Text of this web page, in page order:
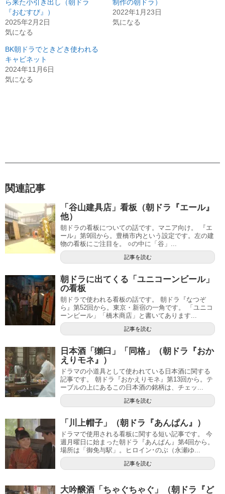
ら来た小引き出し（朝ドラ
『おむすび』）
2025年2月2日
気になる
制作の朝ドラ）
2022年1月23日
気になる
BK朝ドラでときどき使われる
キャビネット
2024年11月6日
気になる
関連記事
「谷山建具店」看板（朝ドラ『エール』
他）
朝ドラの看板についての話です。マニア向け。 『エ
ール』第9回から。豊橋市内という設定です。左の建
物の看板にご注目を。 ○の中に「谷」...
記事を読む
朝ドラに出てくる「ユニコーンビール」
の看板
朝ドラで使われる看板の話です。 朝ドラ『なつぞ
ら』第52回から。東京・新宿の一角です。 「ユニコ
ーンビール」「橋木商店」と書いてあります...
記事を読む
日本酒「獺臼」「同格」（朝ドラ『おか
えりモネ』）
ドラマの小道具として使われている日本酒に関する
記事です。 朝ドラ『おかえりモネ』第13回から。テ
ーブルの上にあるこの日本酒の銘柄は、チェッ...
記事を読む
「川上帽子」（朝ドラ『あんぱん』）
ドラマで使用される看板に関する短い記事です。 今
週月曜日に始まった朝ドラ『あんぱん』第4回から。
場所は「御免与駅」。ヒロイン･のぶ（永瀬ゆ...
記事を読む
大吟醸酒「ちゃぐちゃぐ」（朝ドラ『ど